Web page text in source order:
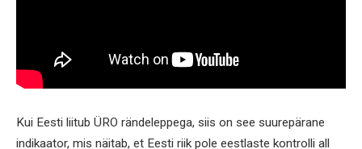
Kui Eesti liitub ÜRO rändeleppega, siis on see suurepärane
indikaator, mis näitab, et Eesti riik pole eestlaste kontrolli all